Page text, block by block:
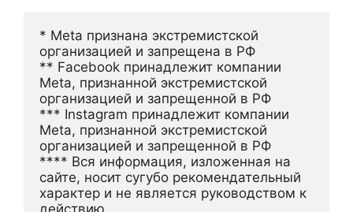
* Meta признана экстремистской
организацией и запрещена в РФ
** Facebook принадлежит компании
Meta, признанной экстремистской
организацией и запрещенной в РФ
*** Instagram принадлежит компании
Meta, признанной экстремистской
организацией и запрещенной в РФ
**** Вся информация, изложенная на
сайте, носит сугубо рекомендательный
характер и не является руководством к
действию.